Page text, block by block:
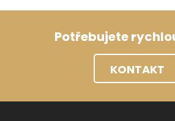
Potřebujete
KONTAKT